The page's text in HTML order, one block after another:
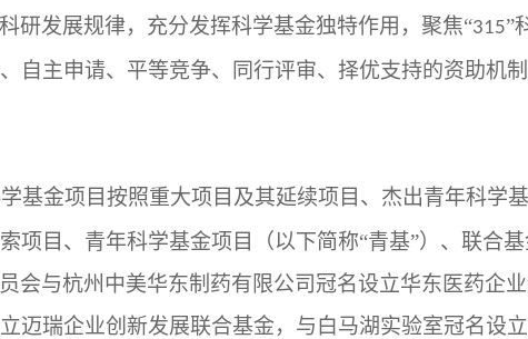
研发展规律，充分发挥科学基金独特作用，聚焦“315”
自主申请、平等竞争、同行评审、择优支持的资助机
基金项目按照重大项目及其延续项目、杰出青年科学基
项目、青年科学基金项目（以下简称“青基”）、联合基
会与杭州中美华东制药有限公司冠名设立华东医药企
迈瑞企业创新发展联合基金，与白马湖实验室冠名设